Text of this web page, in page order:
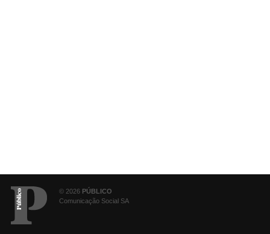
© 2026 PÚBLICO
Comunicação Social SA